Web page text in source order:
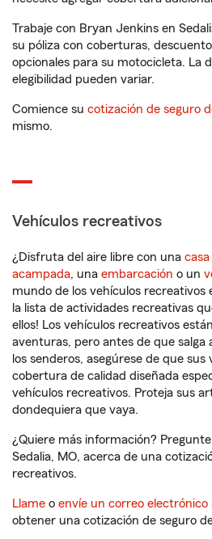
Trabaje con Bryan Jenkins en
su póliza con coberturas,
opcionales para su motocicleta. La
elegibilidad pueden variar.
Comience su cotización de seguro
mismo.
Vehículos recreativos
¿Disfruta del aire libre con una
acampada, una embarcación o un
mundo de los vehículos recreativos
la lista de actividades recreativas
ellos! Los vehículos recreativos
aventuras, pero antes de que salga
los senderos, asegúrese de que sus
cobertura de calidad diseñada
vehículos recreativos. Proteja sus
dondequiera que vaya.
¿Quiere más información?
Sedalia, MO, acerca de una
recreativos.
Llame o envíe un correo electrónico
obtener una cotización de seguro